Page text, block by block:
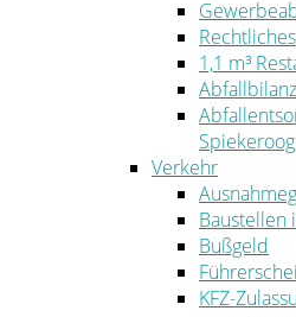
Rechtliches
1,1 m³
Abfallbilanz
Spiekeroog
Verkehr
Baustellen
Bußgeld
KFZ-